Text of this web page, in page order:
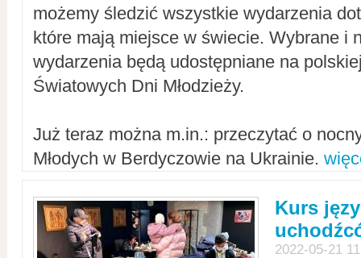
możemy śledzić wszystkie wydarzenia
które mają miejsce w świecie. Wybrane i
wydarzenia będą udostępniane na
Światowych Dni Młodzieży.
Już teraz można m.in.: przeczytać o
Młodych w Berdyczowie na Ukrainie.
Kurs
2022-05-21